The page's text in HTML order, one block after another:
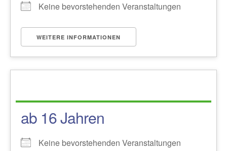
Keine bevorstehenden Veranstaltungen
WEITERE INFORMATIONEN
ab 16 Jahren
Keine bevorstehenden Veranstaltungen